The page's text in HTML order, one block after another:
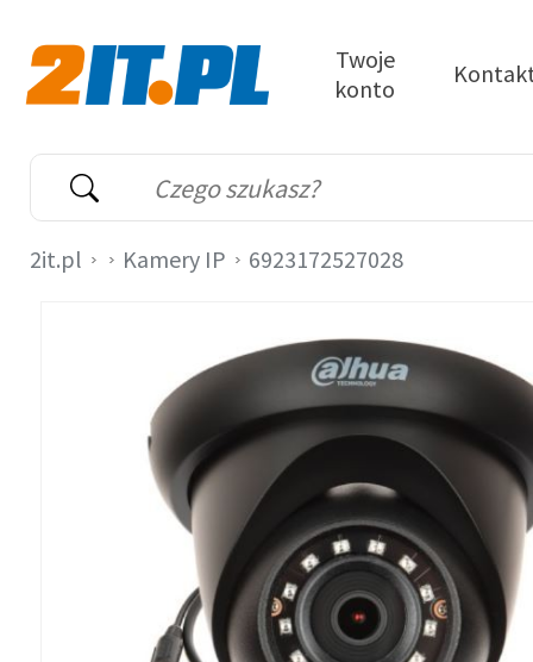
Wyszukiwarka
Słowo kluczowe
Twoje
konto
2it.pl Kamery IP 6923172527028